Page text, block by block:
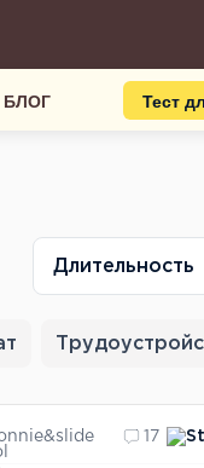
БЛОГ Тест
Длительность
17